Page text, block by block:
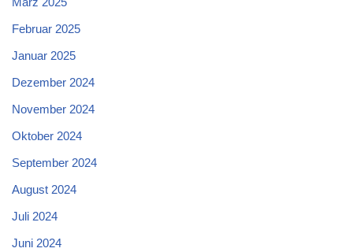
Februar 2025
Januar 2025
Dezember 2024
November 2024
Oktober 2024
September 2024
August 2024
Juli 2024
Juni 2024